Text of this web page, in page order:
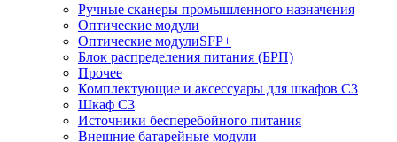
Ручные сканеры промышленного назначения
Оптические модули
Оптические модулиSFP+
Блок распределения питания (БРП)
Прочее
Комплектующие и аксессуары для шкафов C3
Шкаф C3
Источники бесперебойного питания
Внешние батарейные модули